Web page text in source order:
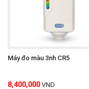
Máy đo màu 3nh CR5
8,400,000 VND